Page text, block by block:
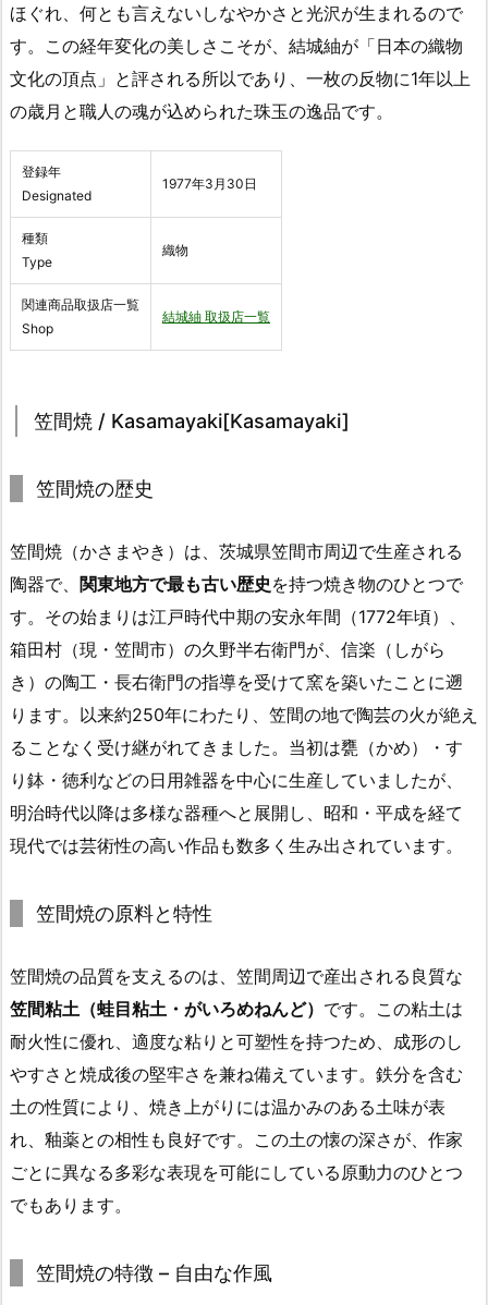
ほぐれ、何とも言えないしなやかさと光沢が生まれるので
す。この経年変化の美しさこそが、結城紬が「日本の織物
文化の頂点」と評される所以であり、一枚の反物に1年以上
の歳月と職人の魂が込められた珠玉の逸品です。
登録年
Designated
1977年3月30日
種類
Type
織物
関連商品取扱店一覧
Shop
結城紬 取扱店一覧
笠間焼 / Kasamayaki[Kasamayaki]
笠間焼の歴史
笠間焼（かさまやき）は、茨城県笠間市周辺で生産される
陶器で、 関東地方で最も古い歴史 を持つ焼き物のひとつで
す。その始まりは江戸時代中期の安永年間（1772年頃）、
箱田村（現・笠間市）の久野半右衛門が、信楽（しがら
き）の陶工・長右衛門の指導を受けて窯を築いたことに遡
ります。以来約250年にわたり、笠間の地で陶芸の火が絶え
ることなく受け継がれてきました。当初は甕（かめ）・す
り鉢・徳利などの日用雑器を中心に生産していましたが、
明治時代以降は多様な器種へと展開し、昭和・平成を経て
現代では芸術性の高い作品も数多く生み出されています。
笠間焼の原料と特性
笠間焼の品質を支えるのは、笠間周辺で産出される良質な
笠間粘土（蛙目粘土・がいろめねんど） です。この粘土は
耐火性に優れ、適度な粘りと可塑性を持つため、成形のし
やすさと焼成後の堅牢さを兼ね備えています。鉄分を含む
土の性質により、焼き上がりには温かみのある土味が表
れ、釉薬との相性も良好です。この土の懐の深さが、作家
ごとに異なる多彩な表現を可能にしている原動力のひとつ
でもあります。
笠間焼の特徴 – 自由な作風